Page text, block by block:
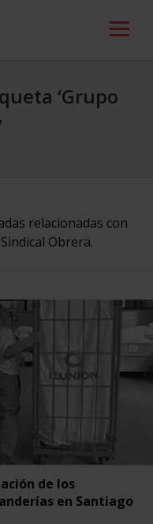
‘Grupo
relacionadas con
Obrera.
de los
en Santiago